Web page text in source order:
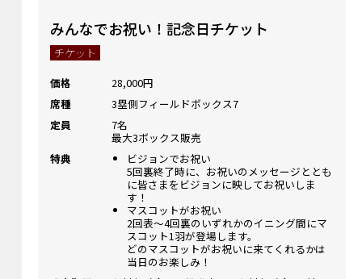
みんなでお祝い！記念日チケット
チケット
価格
28,000円
席種
3塁側フィールドボックス7
定員
7名
最大3ボックス販売
特典
ビジョンでお祝い
5回裏終了時に、お祝いのメッセージととも
に皆さまをビジョンに映してお祝いしま
す！
マスコットがお祝い
2回表～4回裏のいずれかのイニング間にマ
スコット1羽が登場します。
どのマスコットがお祝いに来てくれるかは
当日のお楽しみ！